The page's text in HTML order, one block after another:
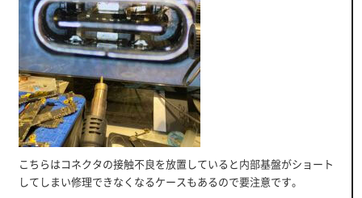
こちらはコネクタの接触不良を放置していると内部基盤がショート
してしまい修理できなくなるケースもあるので要注意です。